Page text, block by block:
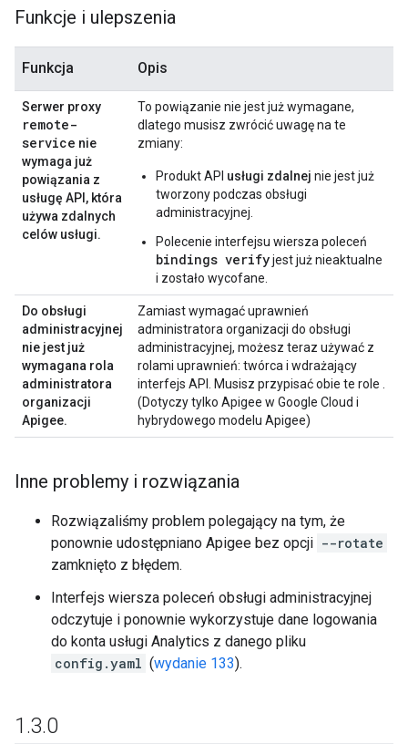
Funkcje i ulepszenia
Funkcja Opis
Serwer proxy
remote-
service nie
wymaga już
powiązania z
usługę API, która
używa zdalnych
celów usługi.
To powiązanie nie jest już wymagane,
dlatego musisz zwrócić uwagę na te
zmiany:
Produkt API usługi zdalnej nie jest już
tworzony podczas obsługi
administracyjnej.
Polecenie interfejsu wiersza poleceń
bindings verifyjest już nieaktualne
i zostało wycofane.
Do obsługi
administracyjnej
nie jest już
wymagana rola
administratora
organizacji
Apigee.
Zamiast wymagać uprawnień
administratora organizacji do obsługi
administracyjnej, możesz teraz używać z
rolami uprawnień: twórca i wdrażający
interfejs API. Musisz przypisać obie te role .
(Dotyczy tylko Apigee w Google Cloud i
hybrydowego modelu Apigee)
Inne problemy i rozwiązania
Rozwiązaliśmy problem polegający na tym, że
ponownie udostępniano Apigee bez opcji --rotate
zamknięto z błędem.
Interfejs wiersza poleceń obsługi administracyjnej
odczytuje i ponownie wykorzystuje dane logowania
do konta usługi Analytics z danego pliku
config.yaml (wydanie 133).
1.3.0